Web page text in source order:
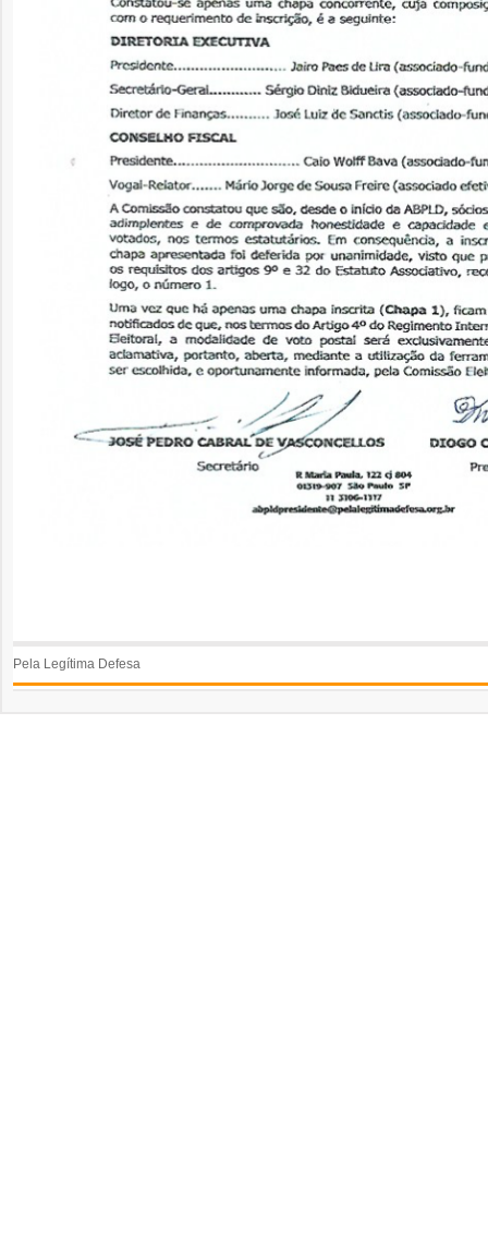
Pela Legítima Defesa